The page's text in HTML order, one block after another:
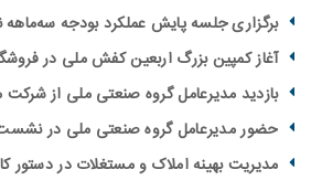
برگزاری جلسه پایش عملکرد بودجه سه‌ماهه نخست سال
آغاز کمپین بزرگ اربعین کفش ملی در
بازدید مدیرعامل گروه صنعتی ملی از
حضور مدیرعامل گروه صنعتی ملی در
مدیریت بهینه املاک و مستغلات در دستور